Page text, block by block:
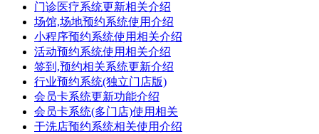
门诊医疗系统更新相关介绍
场馆,场地预约系统使用介绍
小程序预约系统使用相关介绍
活动预约系统使用相关介绍
签到,预约相关系统更新介绍
行业预约系统(独立门店版)
会员卡系统更新功能介绍
会员卡系统(多门店)使用相关
干洗店预约系统相关使用介绍